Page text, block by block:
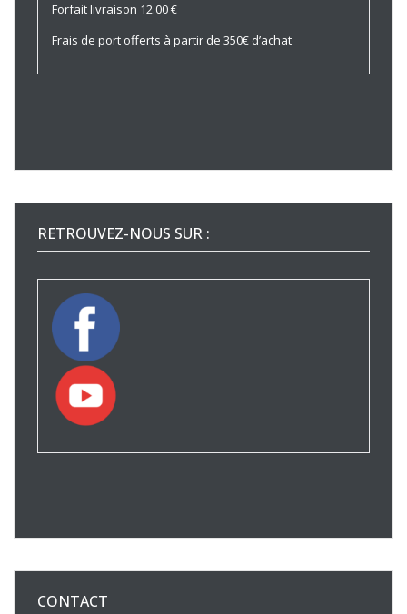
Forfait livraison 12.00 €
Frais de port offerts à partir de 350€ d’achat
RETROUVEZ-NOUS SUR :
CONTACT